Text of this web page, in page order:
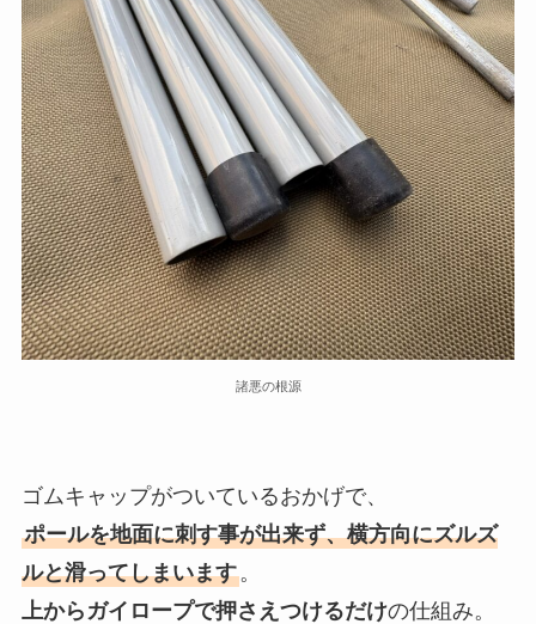
諸悪の根源
ゴムキャップがついているおかげで、
ポールを地面に刺す事が出来ず、横方向にズルズ
ルと滑ってしまいます。
上からガイロープで押さえつけるだけの仕組み。